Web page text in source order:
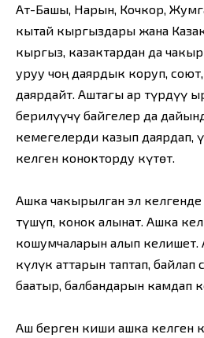
Ат-Башы, Нарын, Кочкор,
кытай кыргыздары жана
кыргыз, казактардан да
уруу чоң даярдык коруп,
даярдайт. Аштагы ар түрдүү
берилүүчү байгелер да
кемегелерди казып даярдап,
келген конокторду күтөт.
Ашка чакырылган эл
түшүп, конок алынат. Ашка
кошумчаларын алып келишет.
күлүк аттарын таптап, байлап
баатыр, балбандарын камдап
Аш берген киши ашка келген